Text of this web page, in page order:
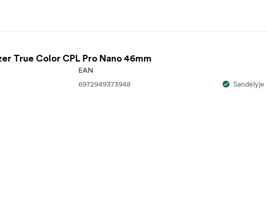
True Color CPL Pro Nano 46mm
EAN
6972949373948 Sandėlyje